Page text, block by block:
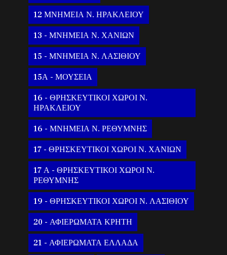
12 ΜΝΗΜΕΙΑ Ν. ΗΡΑΚΛΕΙΟΥ
13 - ΜΝΗΜΕΙΑ Ν. ΧΑΝΙΩΝ
15 - ΜΝΗΜΕΙΑ Ν. ΛΑΣΙΘΙΟΥ
15Α - ΜΟΥΣΕΙΑ
16 - ΘΡΗΣΚΕΥΤΙΚΟΙ ΧΩΡΟΙ Ν.
ΗΡΑΚΛΕΙΟΥ
16 - ΜΝΗΜΕΙΑ Ν. ΡΕΘΥΜΝΗΣ
17 - ΘΡΗΣΚΕΥΤΙΚΟΙ ΧΩΡΟΙ Ν. ΧΑΝΙΩΝ
17 Α - ΘΡΗΣΚΕΥΤΙΚΟΙ ΧΩΡΟΙ Ν.
ΡΕΘΥΜΝΗΣ
19 - ΘΡΗΣΚΕΥΤΙΚΟΙ ΧΩΡΟΙ Ν. ΛΑΣΙΘΙΟΥ
20 - ΑΦΙΕΡΩΜΑΤΑ ΚΡΗΤΗ
21 - ΑΦΙΕΡΩΜΑΤΑ ΕΛΛΑΔΑ